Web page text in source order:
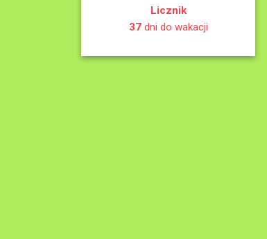
Licznik
37dni do wakacji